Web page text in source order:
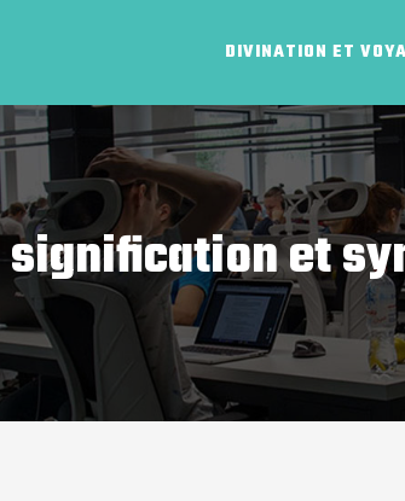
DIVINATION ET
signification et